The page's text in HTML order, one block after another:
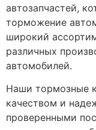
автозапчастей,
торможение
широкий
различных
автомобилей.
Наши тормозные
качеством и
проверенными